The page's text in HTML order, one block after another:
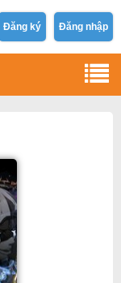
Đăng ký Đăng nhập